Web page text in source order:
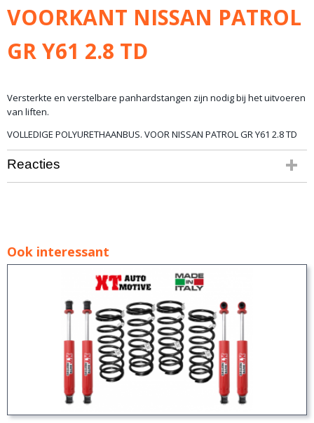
VOORKANT NISSAN PATROL
GR Y61 2.8 TD
Versterkte en verstelbare panhardstangen zijn nodig bij het uitvoeren
van liften.
VOLLEDIGE POLYURETHAANBUS. VOOR NISSAN PATROL GR Y61 2.8 TD
Reacties
Ook interessant